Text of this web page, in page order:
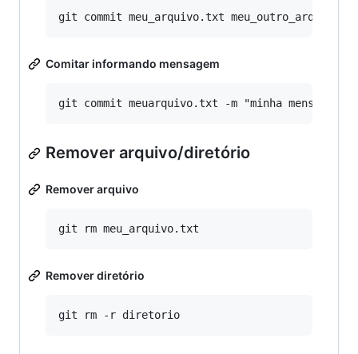
Comitar informando mensagem
Remover arquivo/diretório
Remover arquivo
Remover diretório